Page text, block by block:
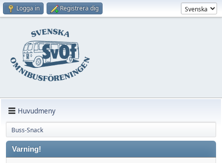
Logga in Registrera dig
Huvudmeny
Buss-Snack
Varning!